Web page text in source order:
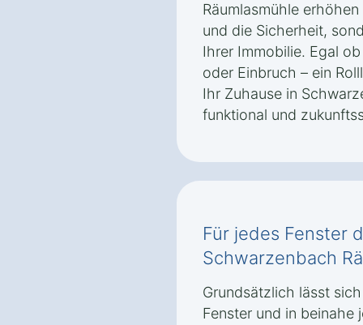
Räumlasmühle
und die Sicherheit,
Ihrer Immobilie. Egal
oder Einbruch – ein
Ihr Zuhause in
funktional und
Für jedes Fenster
Schwarzenbach
Grundsätzlich lässt
Fenster und in beinahe